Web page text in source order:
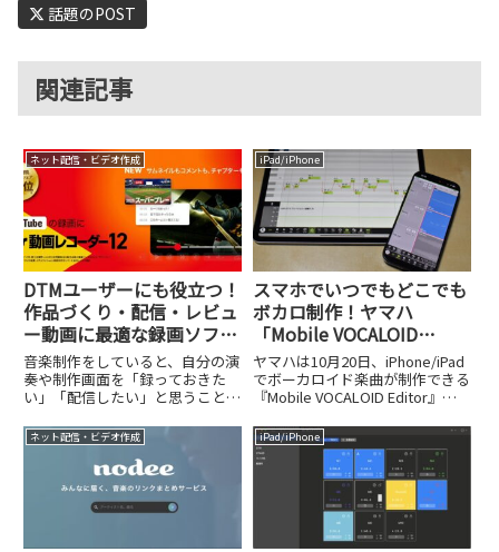
話題のPOST
関連記事
ネット配信・ビデオ作成
DTMユーザーにも役立つ！
作品づくり・配信・レビュ
ー動画に最適な録画ソフト
「B’s 動画レコーダー 12」
活用法
音楽制作をしていると、自分の演
奏や制作画面を「録っておきた
い」「配信したい」と思うことが
した楽曲はもちろん、ミックスや
サウンドデザインの過程を動画で
紹介すれば、他のクリエイターと
の交流のきっかけにもなります。
iPad/iPhone
スマホでいつでもどこでも
ボカロ制作！ヤマハ
「Mobile VOCALOID
Editor」がAI対応でパワー
アップ
ヤマハは10月20日、iPhone/iPad
でボーカロイド楽曲が制作できる
『Mobile VOCALOID Editor』の
た。月額660円というお手頃な価
格設定に加え、14日間の無料体
験期間も用意されており、...
ネット配信・ビデオ作成 iPad/iPhone